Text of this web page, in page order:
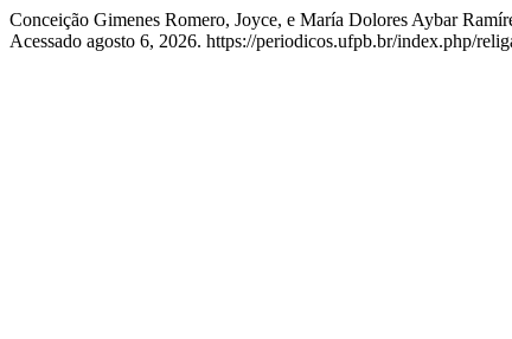
Conceição Gimenes Romero, Joyce, e María Dolores Aybar
Acessado agosto 6, 2026. https://periodicos.ufpb.br/index.php/